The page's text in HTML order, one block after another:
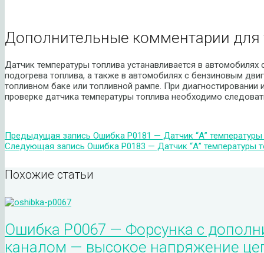
Дополнительные комментарии для
Датчик температуры топлива устанавливается в
подогрева топлива, а также в автомобилях с бензиновым
топливном баке или топливной рампе. При диагностировании
проверке датчика температуры топлива необходимо
Предыдущая запись Ошибка P0181 — Датчик “А”
Следующая запись Ошибка P0183 — Датчик “А” температуры
Похожие статьи
Ошибка P0067 — Форсунка с
каналом — высокое напряжение